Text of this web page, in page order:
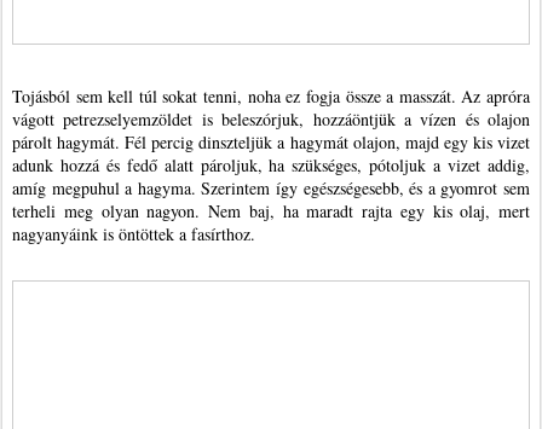
Tojásból sem kell túl sokat tenni, noha ez fogja össze a masszát. Az apróra
vágott petrezselyemzöldet is beleszórjuk, hozzáöntjük a vízen és olajon
párolt hagymát. Fél percig dinszteljük a hagymát olajon, majd egy kis vizet
adunk hozzá és fedő alatt pároljuk, ha szükséges, pótoljuk a vizet addig,
amíg megpuhul a hagyma. Szerintem így egészségesebb, és a gyomrot sem
terheli meg olyan nagyon. Nem baj, ha maradt rajta egy kis olaj, mert
nagyanyáink is öntöttek a fasírthoz.